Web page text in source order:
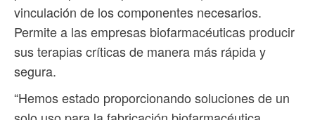
vinculación de los componentes necesarios.
Permite a las empresas biofarmacéuticas producir
sus terapias críticas de manera más rápida y
segura.
“Hemos estado proporcionando soluciones de un